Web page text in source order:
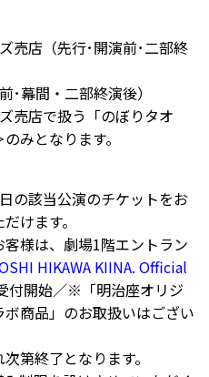
売店（先行･開演前･二部終
幕間・二部終演後）
売店で扱う「のぼりタオ
みとなります。
の該当公演のチケットをお
けます。
様は、劇場1階エントラン
HIKAWA KIINA. Official
付開始／※「明治座オリジ
商品」のお取扱いはござい
第終了となります。